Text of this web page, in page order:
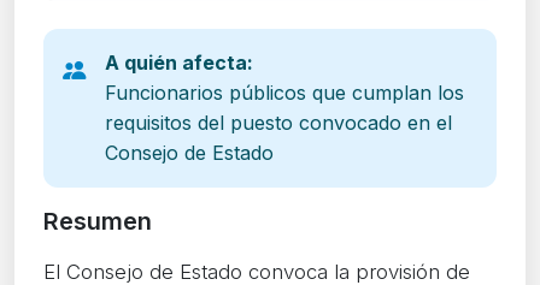
A quién afecta:
Funcionarios públicos que cumplan los
requisitos del puesto convocado en el
Consejo de Estado
Resumen
El Consejo de Estado convoca la provisión de